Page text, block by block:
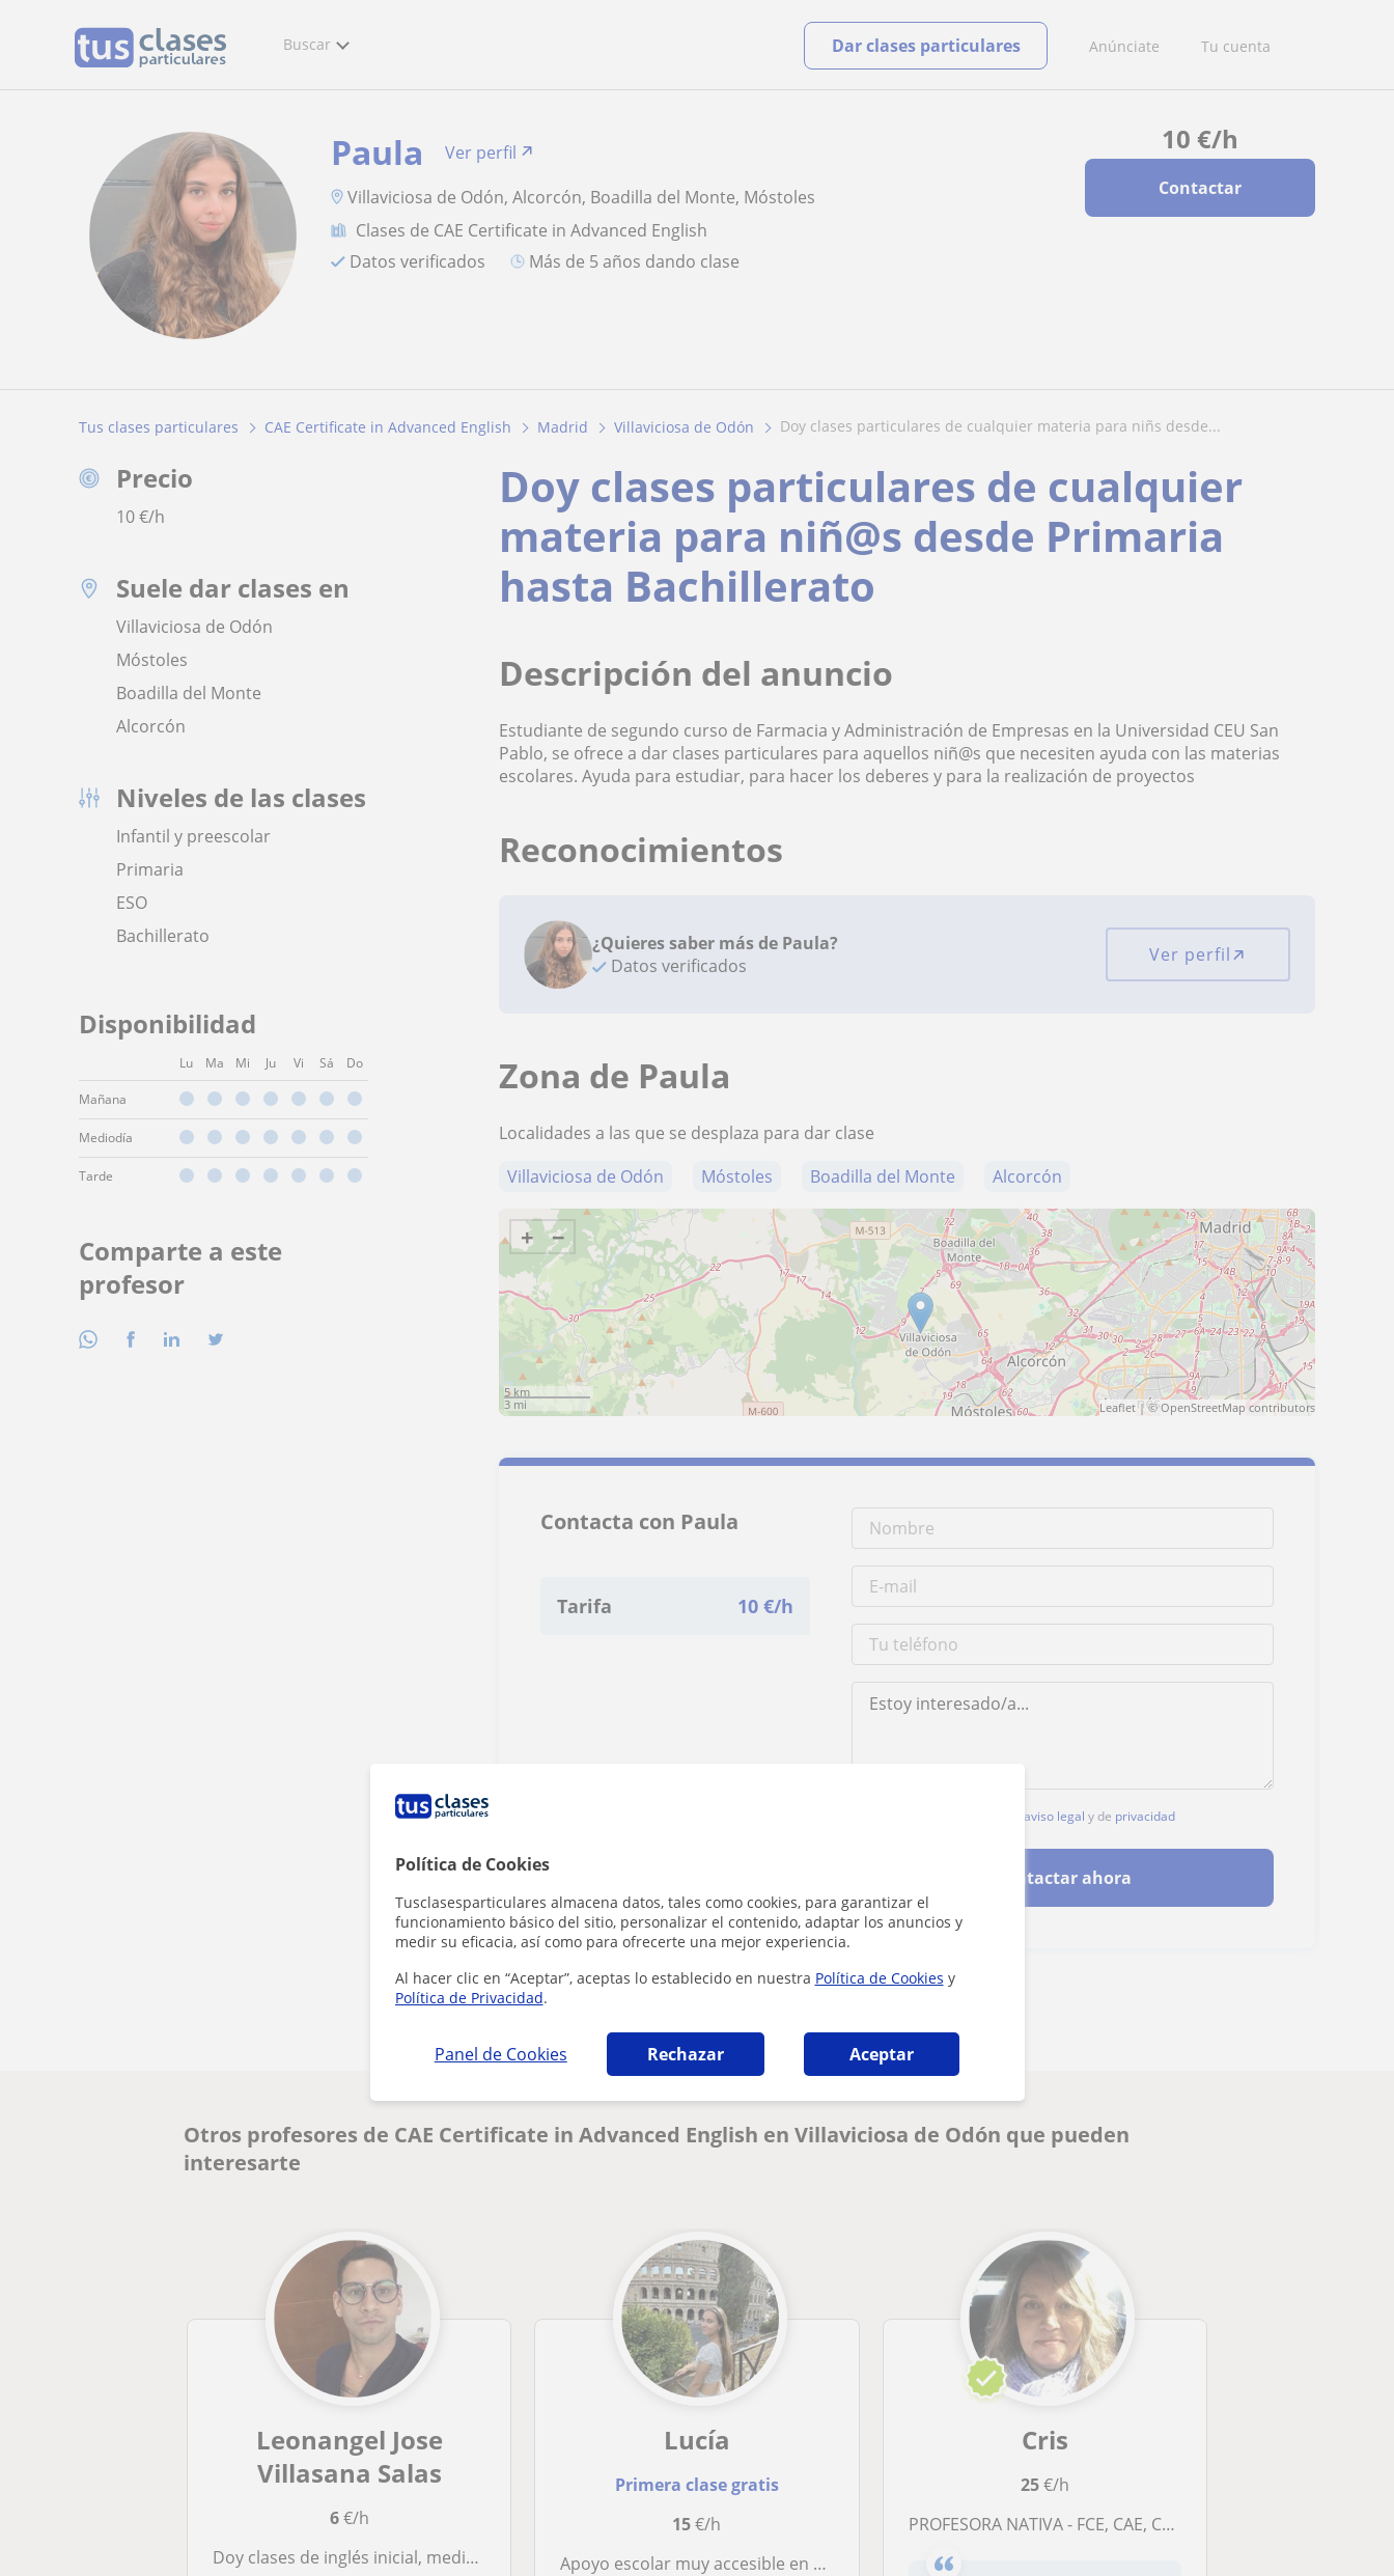
Política de Cookies
Tusclasesparticulares almacena datos, tales como cookies, para garantizar el
funcionamiento básico del sitio, personalizar el contenido, adaptar los anuncios y
medir su eficacia, así como para ofrecerte una mejor experiencia.
Al hacer clic en “Aceptar”, aceptas lo establecido en nuestra Política de Cookies y
Política de Privacidad.
Panel de Cookies Rechazar Aceptar
Buscar Anúnciate Tu cuenta
Dar clases particulares
10 €/h
Contactar
Paula
Ver perfil
Villaviciosa de Odón, Alcorcón, Boadilla del Monte, Móstoles
Clases de CAE Certificate in Advanced English
Datos verificados
más de 5 años dando clase
Tus clases particulares CAE Certificate in Advanced English Madrid Villaviciosa de Odón doy clases particulares de cualquier materia para niñs desde...
Precio
10€/h
Suele dar clases en
Villaviciosa de Odón
Móstoles
Boadilla del Monte
Alcorcón
Niveles de las clases
Infantil y preescolar
Primaria
ESO
Bachillerato
Disponibilidad
Lu Ma Mi Ju Vi Sá Do
Mañana
Mediodía
Tarde
Comparte a este
profesor
Doy clases particulares de cualquier
materia para niñ@s desde Primaria
hasta Bachillerato
Descripción del anuncio
Estudiante de segundo curso de Farmacia y Administración de Empresas en la Universidad CEU San
Pablo, se ofrece a dar clases particulares para aquellos niñ@s que necesiten ayuda con las materias
escolares. Ayuda para estudiar, para hacer los deberes y para la realización de proyectos
Reconocimientos
¿Quieres saber más de Paula?
Datos verificados
Ver perfil
Zona de Paula
Localidades a las que se desplaza para dar clase
Villaviciosa de Odón
Móstoles Boadilla del Monte Alcorcón
+ −
5 km
3 mi
Leaflet| ©OpenStreetMap contributors
Contacta con Paula
Tarifa 10 €/h
aviso legal y de privacidad
Contactar ahora
¿Hay algún error en este perfil?Cuéntanos
Otros profesores de CAE Certificate in Advanced English en Villaviciosa de Odón que pueden
interesarte
Leonangel Jose
Villasana Salas
6€/h
Doy clases de inglés inicial, medio, practicas escribas, conversaciones, dinámico, contexto, vocabulario
Lucía
Primera clase gratis
15€/h
Apoyo escolar muy accesible en Madrid a un solo click!
Cris
25€/h
PROFESORA NATIVA - FCE, CAE, CPE, IELTS, TOEFL; TUTOR PARTICULAR (British Syllabus))